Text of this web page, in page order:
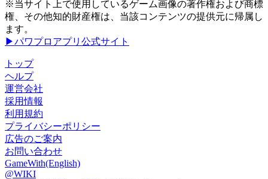
※当サイト上で使用しているゲーム画像の著作権および商標
権、その他知的財産権は、当該コンテンツの提供元に帰属し
ます。
▶パワプロアプリ公式サイト
トップ
ヘルプ
運営会社
採用情報
利用規約
プライバシーポリシー
広告のご案内
お問い合わせ
GameWith(English)
@WIKI